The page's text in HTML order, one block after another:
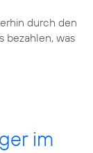
durch den
bezahlen, was
im